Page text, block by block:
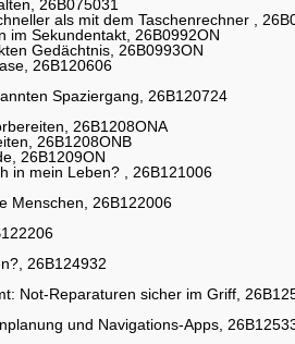
26B075031
als mit dem Taschenrechner ,
im Sekundentakt, 26B0992ON
Gedächtnis, 26B0993ON
26B120606
Spaziergang, 26B120724
26B1208ONA
26B1208ONB
26B1209ON
in mein Leben? , 26B121006
Menschen, 26B122006
26B124932
Not-Reparaturen sicher im Griff,
und Navigations-Apps,